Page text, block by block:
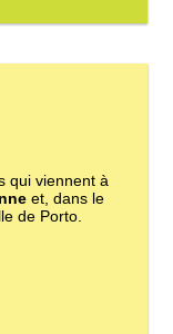
qui viennent à
et, dans le
de Porto.